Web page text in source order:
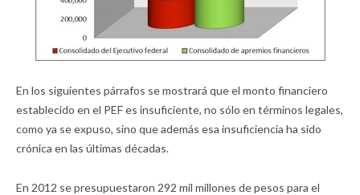
En los siguientes párrafos se mostrará que el monto financiero
establecido en el PEF es insuficiente, no sólo en términos legales,
como ya se expuso, sino que además esa insuficiencia ha sido
crónica en las últimas décadas.
En 2012 se presupuestaron 292 mil millones de pesos para el